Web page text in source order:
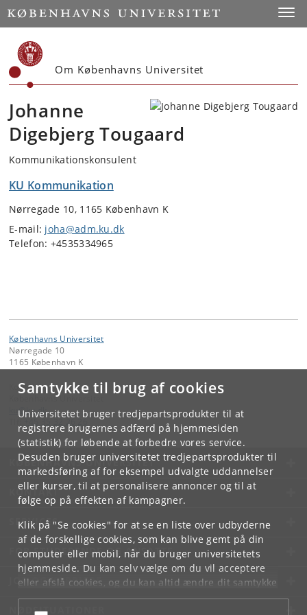
Samtykke til brug af cookies
Universitetet bruger tredjepartsprodukter til at
registrere brugernes adfærd på hjemmesiden
(statistik) for løbende at forbedre vores service.
Desuden bruger universitetet tredjepartsprodukter til
markedsføring af for eksempel udvalgte uddannelser
eller kurser, til at personalisere annoncer og til at
følge op på effekten af kampagner.
Klik på "Se cookies" for at se en liste over udbyderne
af de forskellige cookies, som kan blive gemt på din
computer eller mobil, når du bruger universitetets
hjemmeside. Du kan selv vælge om du vil acceptere
eller afslå cookies, og du kan altid ændre dit samtykke
underCookie- og privatlivspolitiksom du finder i
bunden af hver side.
Start
Om Københavns Universitet
Johanne
Digebjerg Tougaard
Kommunikationskonsulent
KU Kommunikation
Nørregade 10, 1165 København K
E-mail: joha@adm.ku.dk
Telefon: +4535334965
Københavns Universitet
Nørregade 10
1165 København K
Kontakt:
Københavns Universitet
@ku.dk
KØBENHAVNS UNIVERSITET
KONTAKT
SERVICES
FOR STUDERENDE OG ANSATTE
JOB OG KARRIERE
NØDSITUATIONER